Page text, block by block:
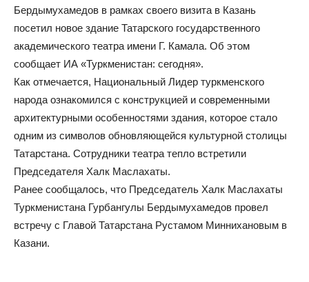
Бердымухамедов в рамках своего визита в Казань
посетил новое здание Татарского государственного
академического театра имени Г. Камала. Об этом
сообщает ИА «Туркменистан: сегодня».
Как отмечается, Национальный Лидер туркменского
народа ознакомился с конструкцией и современными
архитектурными особенностями здания, которое стало
одним из символов обновляющейся культурной столицы
Татарстана. Сотрудники театра тепло встретили
Председателя Халк Маслахаты.
Ранее сообщалось, что Председатель Халк Маслахаты
Туркменистана Гурбангулы Бердымухамедов провел
встречу с Главой Татарстана Рустамом Миннихановым в
Казани.